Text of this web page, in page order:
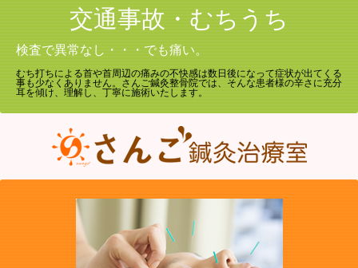
交通事故・むちうち
検査で異常なし・・・でも痛い。
むち打ちによる首や首周辺の痛みの不快感は数日後になって症状が出てくる
事も少なくありません。さんご鍼灸整骨院では、そんな患者様の辛さに充分
耳を傾け、理解し、丁寧に施術いたします。